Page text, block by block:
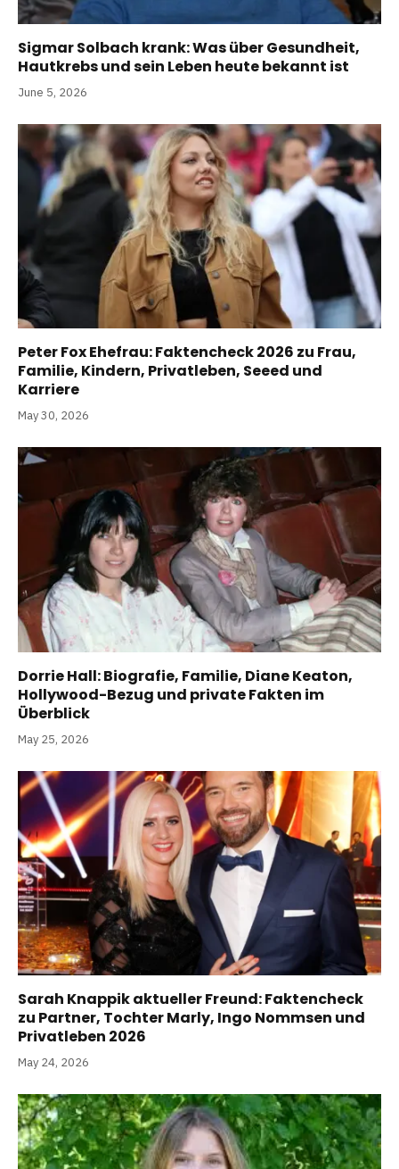
Sigmar Solbach krank: Was über Gesundheit,
Hautkrebs und sein Leben heute bekannt ist
June 5, 2026
Peter Fox Ehefrau: Faktencheck 2026 zu Frau,
Familie, Kindern, Privatleben, Seeed und
Karriere
May 30, 2026
Dorrie Hall: Biografie, Familie, Diane Keaton,
Hollywood-Bezug und private Fakten im
Überblick
May 25, 2026
Sarah Knappik aktueller Freund: Faktencheck
zu Partner, Tochter Marly, Ingo Nommsen und
Privatleben 2026
May 24, 2026